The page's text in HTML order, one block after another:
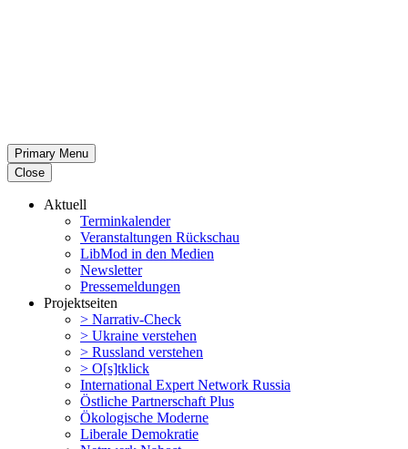
Primary Menu
Close
Aktuell
Termin­ka­lender
Veran­stal­tungen Rückschau
LibMod in den Medien
Newsletter
Presse­mel­dungen
Projekt­seiten
> Narrativ-Check
> Ukraine verstehen
> Russland verstehen
> O[s]tklick
Inter­na­tional Expert Network Russia
Östliche Partner­schaft Plus
Ökolo­gische Moderne
Liberale Demokratie